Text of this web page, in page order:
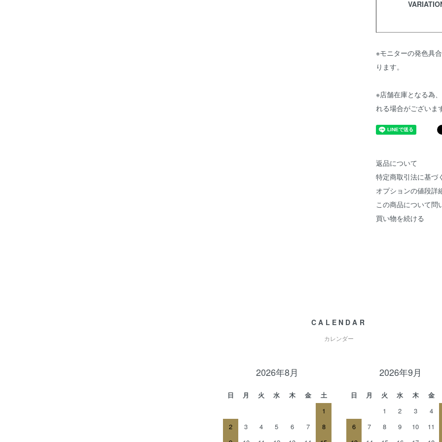
※モニターの発色具
ります。
※店舗在庫となる為
れる場合がございま
返品について
特定商取引法に基づ
オプションの値段詳
この商品について問
買い物を続ける
CALENDAR
カレンダー
2026年8月
日 月 火 水 木 金
土
1
2
3 4 5 6 7
8
2026年9月
日 月 火 水 木 金
1
2 3 4
6
7 8 9 10 11